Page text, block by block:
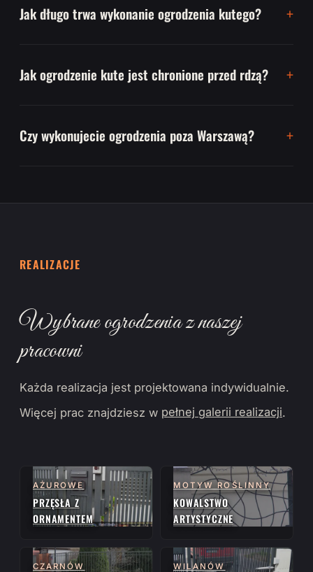
Jak długo trwa wykonanie ogrodzenia kutego?
Jak ogrodzenie kute jest chronione przed rdzą?
Czy wykonujecie ogrodzenia poza Warszawą?
REALIZACJE
Wybrane ogrodzenia z naszej
pracowni
Każda realizacja jest projektowana indywidualnie.
Więcej prac znajdziesz w pełnej galerii realizacji.
AŻUROWE
PRZĘSŁA Z
ORNAMENTEM
MOTYW ROŚLINNY
KOWALSTWO
ARTYSTYCZNE
CZARNÓW WILANÓW